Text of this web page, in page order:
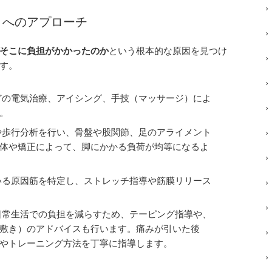
のアプローチ
こに負担がかかったのかという根本的な原因を見つけ
。
電気治療、アイシング、手技（マッサージ）によ
行分析を行い、骨盤や股関節、足のアライメント
や矯正によって、脚にかかる負荷が均等になるよ
原因筋を特定し、ストレッチ指導や筋膜リリース
生活での負担を減らすため、テーピング指導や、
き）のアドバイスも行います。痛みが引いた後
トレーニング方法を丁寧に指導します。